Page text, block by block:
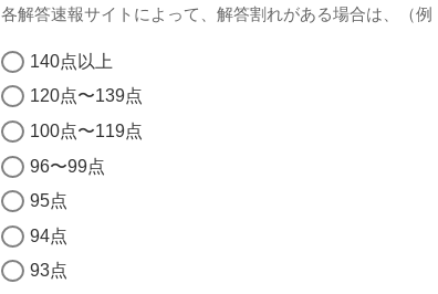
各解答速報サイトによって、解答割れがある場合は、（
140点以上
120点〜139点
100点〜119点
96〜99点
95点
94点
93点